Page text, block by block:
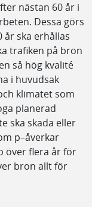
nästan 60 år i
Dessa görs
år ska erhållas
trafiken på bron
så hög kvalité
i huvudsak
klimatet som
planerad
ska skada eller
p–åverkar
över flera år för
bron allt för